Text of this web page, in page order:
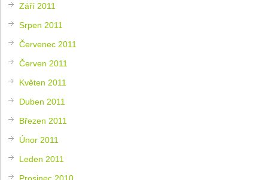
Září 2011
Srpen 2011
Červenec 2011
Červen 2011
Květen 2011
Duben 2011
Březen 2011
Únor 2011
Leden 2011